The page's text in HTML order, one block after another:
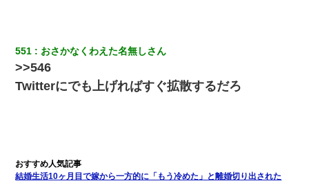
浅ましくも集りにきた。
デパートの外商『私さんだと名乗る女が、ツケで宝石を買おうと
していて…』私「！？」→ 翌日。ママ友たちの様子が微妙におか
551 おさかなくわえた名無しさん
>>546
Twitterにでも上げればすぐ拡散するだろ
結婚生活10ヶ月目で嫁から一方的に「もう冷めた」と離婚切り出された